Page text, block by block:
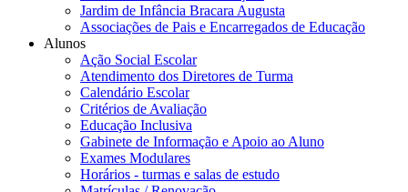
Jardim de Infância Bracara Augusta
Associações de Pais e Encarregados de Educação
Alunos
Ação Social Escolar
Atendimento dos Diretores de Turma
Calendário Escolar
Critérios de Avaliação
Educação Inclusiva
Gabinete de Informação e Apoio ao Aluno
Exames Modulares
Horários - turmas e salas de estudo